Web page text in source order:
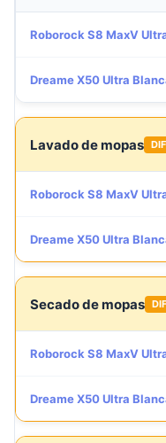
Roborock S8 MaxV
Dreame X50 Ultra
Lavado de mopas
Roborock S8 MaxV
Dreame X50 Ultra
Secado de mopas
Roborock S8 MaxV
Dreame X50 Ultra